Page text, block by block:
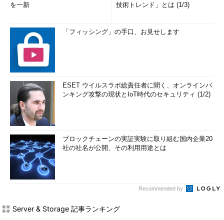
を一新
技術トレンド」とは (1/3)
「フィッシング」の手口、お見せします
ESET ウイルスラボ総責任者に聞く、オンラインバ
ンキング攻撃の現状とIoT時代のセキュリティ (1/2)
ブロックチェーンの実証実験に取り組む国内企業20
社の社名が公開、その利用用途とは
Recommended by
Server & Storage 記事ランキング